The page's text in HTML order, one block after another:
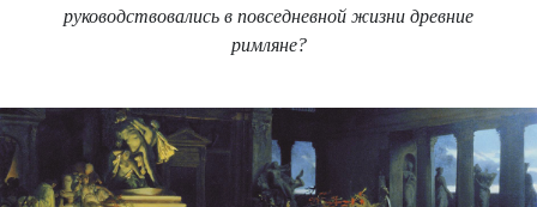
руководствовались в повседневной жизни древние
римляне?